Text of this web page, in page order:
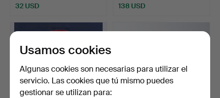
32 USD 138 USD
Usamos cookies
Algunas cookies son necesarias para utilizar el
servicio. Las cookies que tú mismo puedes
gestionar se utilizan para: